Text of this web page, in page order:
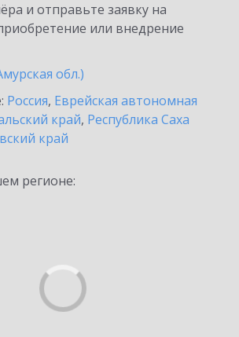
и отправьте заявку на
или внедрение
обл.)
Россия, Еврейская автономная
край, Республика Саха
край
регионе: